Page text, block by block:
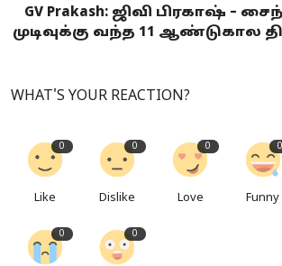
GV Prakash: ஜிவி பிரகாஷ் –
முடிவுக்கு வந்த 11 ஆண்டுகால
WHAT'S YOUR REACTION?
0
Like
0
Dislike
0
Love
0
Funny
0 0